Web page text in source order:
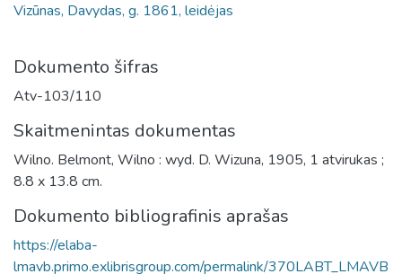
Vizūnas, Davydas, g. 1861, leidėjas
Dokumento šifras
Atv-103/110
Skaitmenintas dokumentas
Wilno. Belmont, Wilno : wyd. D. Wizuna, 1905, 1 atvirukas ;
8.8 x 13.8 cm.
Dokumento bibliografinis aprašas
https://elaba-
lmavb.primo.exlibrisgroup.com/permalink/370LABT_LMAVB